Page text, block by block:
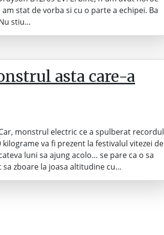
stat de vorba si cu o parte a echipei. Ba
stiu…
asta care-a
monstrul electric ce a spulberat recordul
va fi prezent la festivalul vitezei de
luni sa ajung acolo… se pare ca o sa
zboare la joasa altitudine cu…